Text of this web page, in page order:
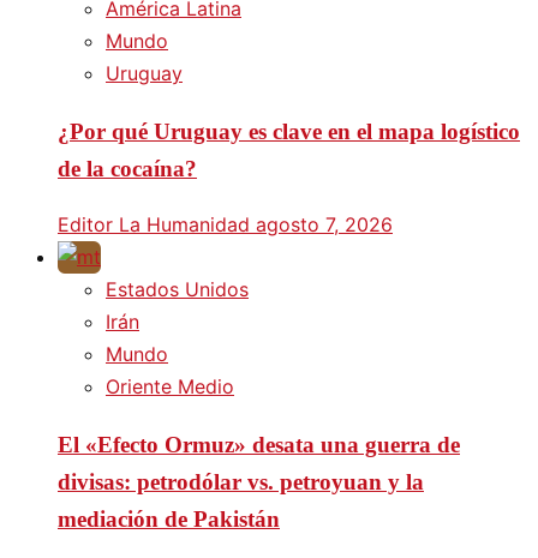
América Latina
Mundo
Uruguay
¿Por qué Uruguay es clave en el mapa logístico
de la cocaína?
Editor La Humanidad agosto 7, 2026
Estados Unidos
Irán
Mundo
Oriente Medio
El «Efecto Ormuz» desata una guerra de
divisas: petrodólar vs. petroyuan y la
mediación de Pakistán